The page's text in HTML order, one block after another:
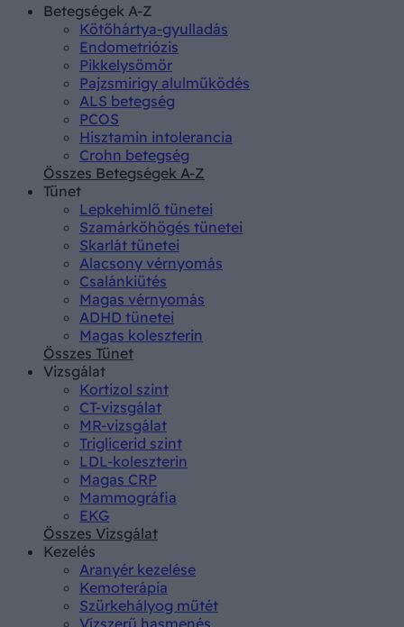
Betegségek A-Z
Kötőhártya-gyulladás
Endometriózis
Pikkelysömör
Pajzsmirigy alulműködés
ALS betegség
PCOS
Hisztamin intolerancia
Crohn betegség
Összes Betegségek A-Z
Tünet
Lepkehimlő tünetei
Szamárköhögés tünetei
Skarlát tünetei
Alacsony vérnyomás
Csalánkiütés
Magas vérnyomás
ADHD tünetei
Magas koleszterin
Összes Tünet
Vizsgálat
Kortizol szint
CT-vizsgálat
MR-vizsgálat
Triglicerid szint
LDL-koleszterin
Magas CRP
Mammográfia
EKG
Összes Vizsgálat
Kezelés
Aranyér kezelése
Kemoterápia
Szürkehályog műtét
Vízszerű hasmenés